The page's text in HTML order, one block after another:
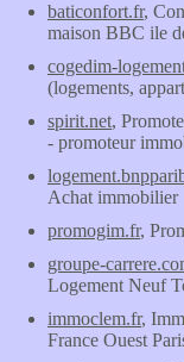
baticonfort.fr,
maison BBC ile
cogedim-
(logements,
spirit.net,
- promoteur
Achat immobilier
promogim.fr,
groupe-
Logement Neuf
immoclem.fr,
France Ouest